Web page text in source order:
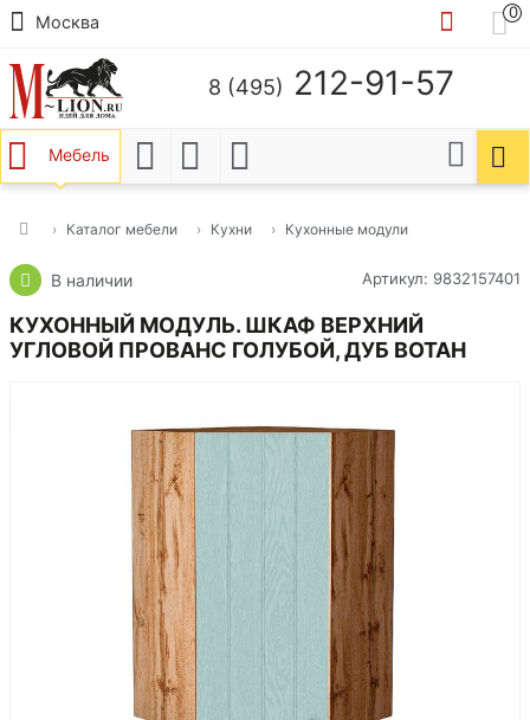
Москва
0
8 (495) 212-91-57
Мебель
Каталог мебели Кухни Кухонные модули
В наличии Артикул: 9832157401
КУХОННЫЙ МОДУЛЬ. ШКАФ ВЕРХНИЙ
УГЛОВОЙ ПРОВАНС ГОЛУБОЙ, ДУБ ВОТАН